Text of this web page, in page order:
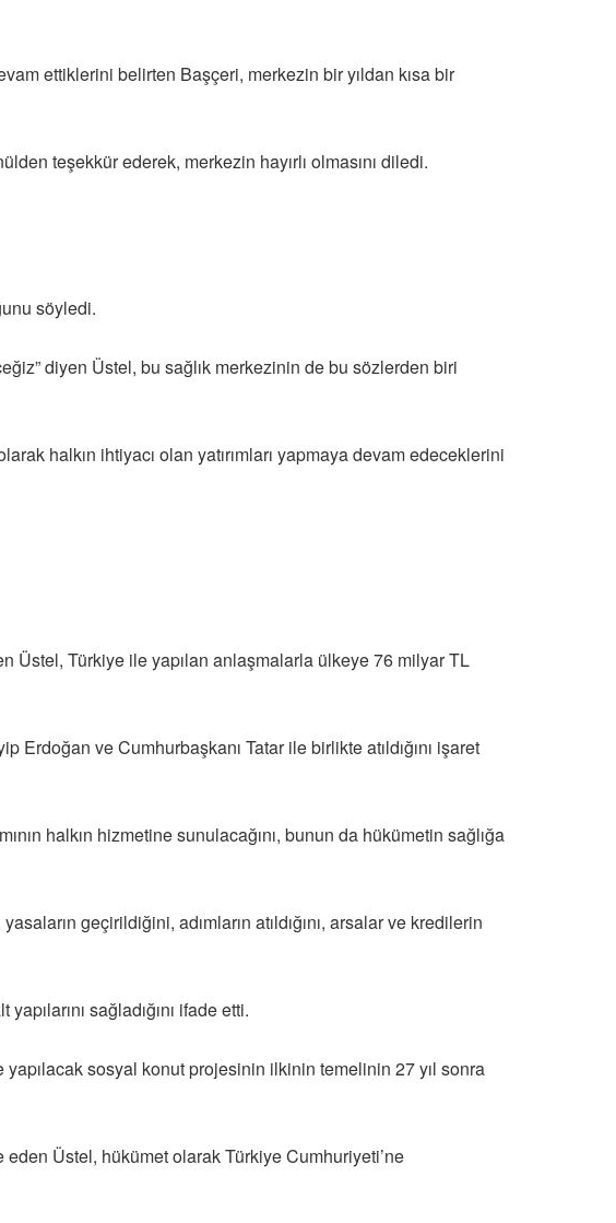
ettiklerini belirten Başçeri, merkezin bir yıldan kısa bir
teşekkür ederek, merkezin hayırlı olmasını diledi.
söyledi.
diyen Üstel, bu sağlık merkezinin de bu sözlerden biri
halkın ihtiyacı olan yatırımları yapmaya devam edeceklerini
Üstel, Türkiye ile yapılan anlaşmalarla ülkeye 76 milyar TL
ve Cumhurbaşkanı Tatar ile birlikte atıldığını işaret
halkın hizmetine sunulacağını, bunun da hükümetin sağlığa
geçirildiğini, adımların atıldığını, arsalar ve kredilerin
sağladığını ifade etti.
yapılacak sosyal konut projesinin ilkinin temelinin 27 yıl sonra
Üstel, hükümet olarak Türkiye Cumhuriyeti’ne